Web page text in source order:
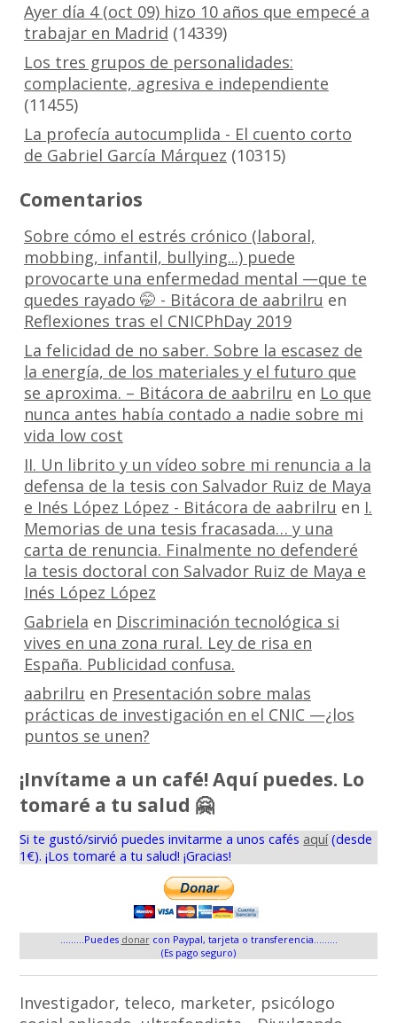
Ayer día 4 (oct 09) hizo 10 años que empecé a
trabajar en Madrid (14339)
Los tres grupos de personalidades:
complaciente, agresiva e independiente
(11455)
La profecía autocumplida - El cuento corto
de Gabriel García Márquez (10315)
Comentarios
Sobre cómo el estrés crónico (laboral,
mobbing, infantil, bullying...) puede
provocarte una enfermedad mental —que te
quedes rayado 🤭 - Bitácora de aabrilru en
Reflexiones tras el CNICPhDay 2019
La felicidad de no saber. Sobre la escasez de
la energía, de los materiales y el futuro que
se aproxima. – Bitácora de aabrilru en Lo que
nunca antes había contado a nadie sobre mi
vida low cost
II. Un librito y un vídeo sobre mi renuncia a la
defensa de la tesis con Salvador Ruiz de Maya
e Inés López López - Bitácora de aabrilru en I.
Memorias de una tesis fracasada… y una
carta de renuncia. Finalmente no defenderé
la tesis doctoral con Salvador Ruiz de Maya e
Inés López López
Gabriela en Discriminación tecnológica si
vives en una zona rural. Ley de risa en
España. Publicidad confusa.
aabrilru en Presentación sobre malas
prácticas de investigación en el CNIC —¿los
puntos se unen?
¡Invítame a un café! Aquí puedes. Lo
tomaré a tu salud 🤗
Si te gustó/sirvió puedes invitarme a unos cafés aquí(desde
1€). ¡Los tomaré a tu salud! ¡Gracias!
.........Puedes donarcon Paypal, tarjeta o transferencia.........
(Es pago seguro)
Investigador, teleco, marketer, psicólogo